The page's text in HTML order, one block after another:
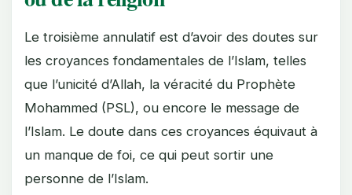
Le troisième annulatif est d’avoir des doutes sur
les croyances fondamentales de l’Islam, telles
que l’unicité d’Allah, la véracité du Prophète
Mohammed (PSL), ou encore le message de
l’Islam. Le doute dans ces croyances équivaut à
un manque de foi, ce qui peut sortir une
personne de l’Islam.